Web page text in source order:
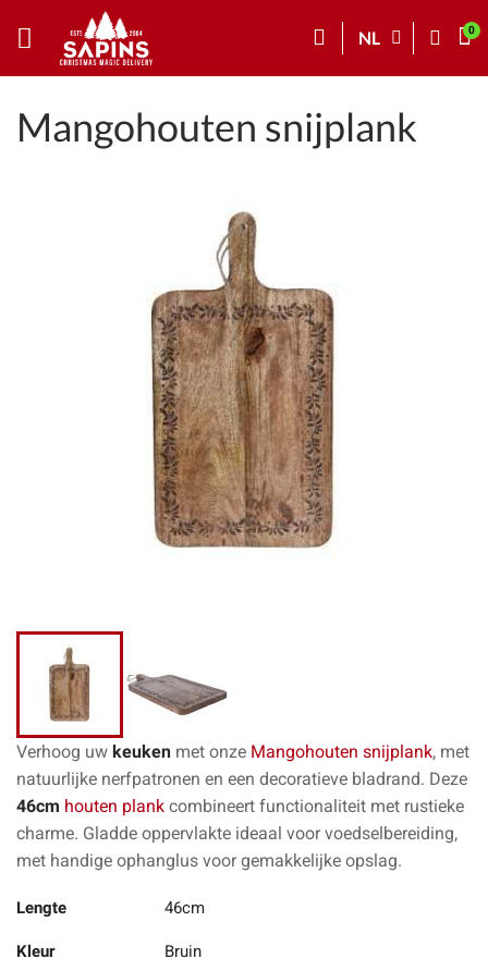
NL
Mangohouten snijplank
Verhoog uw keuken met onze Mangohouten snijplank, met
natuurlijke nerfpatronen en een decoratieve bladrand. Deze
46cm houten plank combineert functionaliteit met rustieke
charme. Gladde oppervlakte ideaal voor voedselbereiding,
met handige ophanglus voor gemakkelijke opslag.
Lengte 46cm
Kleur Bruin